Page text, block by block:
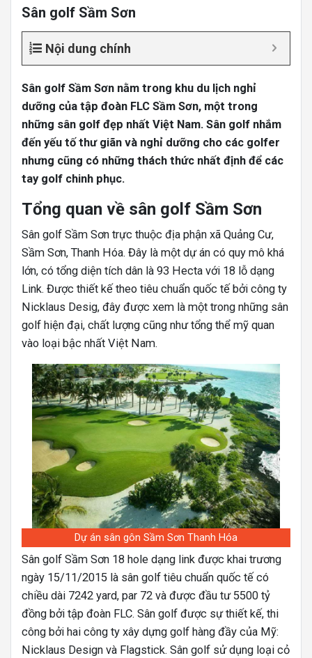
Sân golf Sầm Sơn
Nội dung chính
Sân golf Sầm Sơn nằm trong khu du lịch nghỉ
dưỡng của tập đoàn FLC Sầm Sơn, một trong
những sân golf đẹp nhất Việt Nam. Sân golf nhắm
đến yếu tố thư giãn và nghỉ dưỡng cho các golfer
nhưng cũng có những thách thức nhất định để các
tay golf chinh phục.
Tổng quan về sân golf Sầm Sơn
Sân golf Sầm Sơn trực thuộc địa phận xã Quảng Cư,
Sầm Sơn, Thanh Hóa. Đây là một dự án có quy mô khá
lớn, có tổng diện tích dân là 93 Hecta với 18 lỗ dạng
Link. Được thiết kế theo tiêu chuẩn quốc tế bởi công ty
Nicklaus Desig, đây được xem là một trong những sân
golf hiện đại, chất lượng cũng như tổng thể mỹ quan
vào loại bậc nhất Việt Nam.
Dự án sân gôn Sầm Sơn Thanh Hóa
Sân golf Sầm Sơn 18 hole dạng link được khai trương
ngày 15/11/2015 là sân golf tiêu chuẩn quốc tế có
chiều dài 7242 yard, par 72 và được đầu tư 5500 tỷ
đồng bởi tập đoàn FLC. Sân golf được sự thiết kế, thi
công bởi hai công ty xây dựng golf hàng đầy của Mỹ:
Nicklaus Design và Flagstick. Sân golf sử dụng loại cỏ